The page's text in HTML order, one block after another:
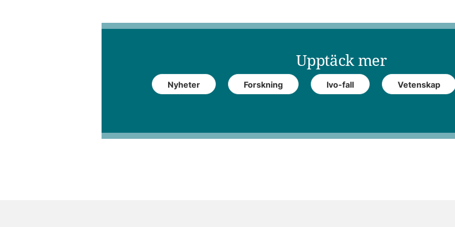
Upptäck mer
Nyheter Forskning Ivo-fall Vetenskap